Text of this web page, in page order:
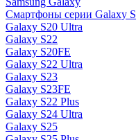
Смартфоны серии Galaxy S
Galaxy S20 Ultra
Galaxy S22
Galaxy S20FE
Galaxy S22 Ultra
Galaxy S23
Galaxy S23FE
Galaxy S22 Plus
Galaxy S24 Ultra
Galaxy S25